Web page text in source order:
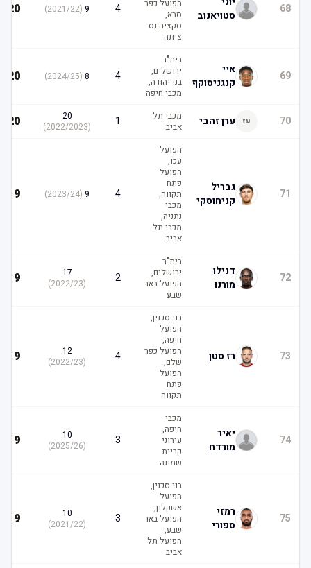
68
סטויאנוב
הפועל כפר
סבא,
סקציה נס
ציונה
2021/22
)
20
69
איי
קנגניסוקף
בית"ר
ירושלים,
בני יהודה,
מכבי חיפה
2024/25
)
20
70 ערן זהבי
מכבי תל
אביב
20
2022/2023
)
20
71
גבריל
קניחוסקי
הפועל
עכו,
הפועל
פתח
תקווה,
מכבי
נתניה,
מכבי תל
אביב
2023/24
)
19
72
דנילו
מורנו
בית"ר
ירושלים,
הפועל באר
שבע
17
2022/23
)
19
73 רז סטן
בני סכנין,
הפועל
חיפה,
הפועל כפר
שלם,
הפועל
פתח
תקווה
12
2022/23
)
19
74
יאיר
מורדח
מכבי
חיפה,
עירוני
קריית
שמונה
10
2025/26
)
19
75
רמזי
ספורי
בני סכנין,
הפועל
אשקלון,
הפועל באר
שבע,
הפועל תל
אביב
10
2021/22
)
19